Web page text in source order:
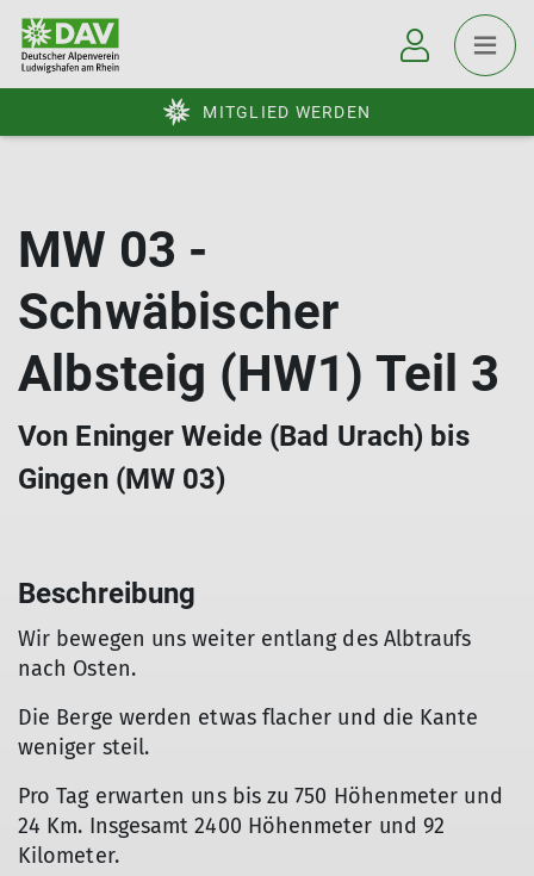
MITGLIED WERDEN
MW 03 -
Schwäbischer
Albsteig (HW1) Teil 3
Von Eninger Weide (Bad Urach) bis
Gingen (MW 03)
Beschreibung
Wir bewegen uns weiter entlang des Albtraufs
nach Osten.
Die Berge werden etwas flacher und die Kante
weniger steil.
Pro Tag erwarten uns bis zu 750 Höhenmeter und
24 Km. Insgesamt 2400 Höhenmeter und 92
Kilometer.